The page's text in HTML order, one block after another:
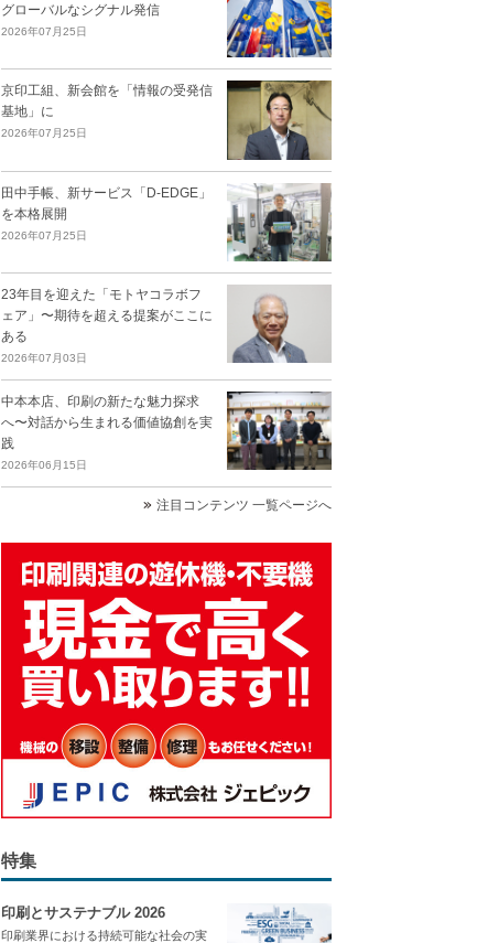
グローバルなシグナル発信
2026年07月25日
京印工組、新会館を「情報の受発信
基地」に
2026年07月25日
田中手帳、新サービス「D-EDGE」
を本格展開
2026年07月25日
23年目を迎えた「モトヤコラボフ
ェア」〜期待を超える提案がここに
ある
2026年07月03日
中本本店、印刷の新たな魅力探求
へ〜対話から生まれる価値協創を実
践
2026年06月15日
注目コンテンツ 一覧ページへ
特集
印刷とサステナブル 2026
印刷業界における持続可能な社会の実